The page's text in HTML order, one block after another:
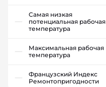
Самая низкая
потенциальная рабочая
температура
Максимальная рабочая
температура
Французский Индекс
Ремонтопригодности